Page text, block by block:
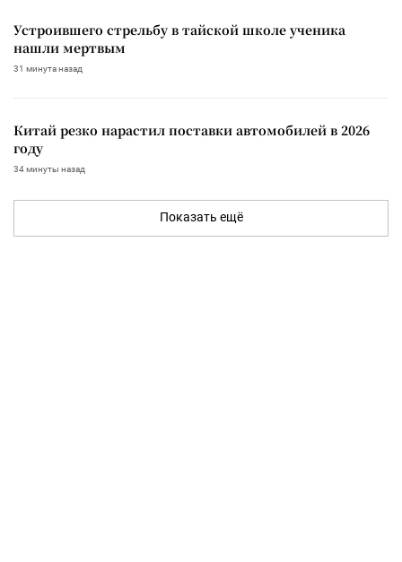
Устроившего стрельбу в тайской школе ученика
нашли мертвым
31 минута назад
Китай резко нарастил поставки автомобилей в 2026
году
34 минуты назад
Показать ещё